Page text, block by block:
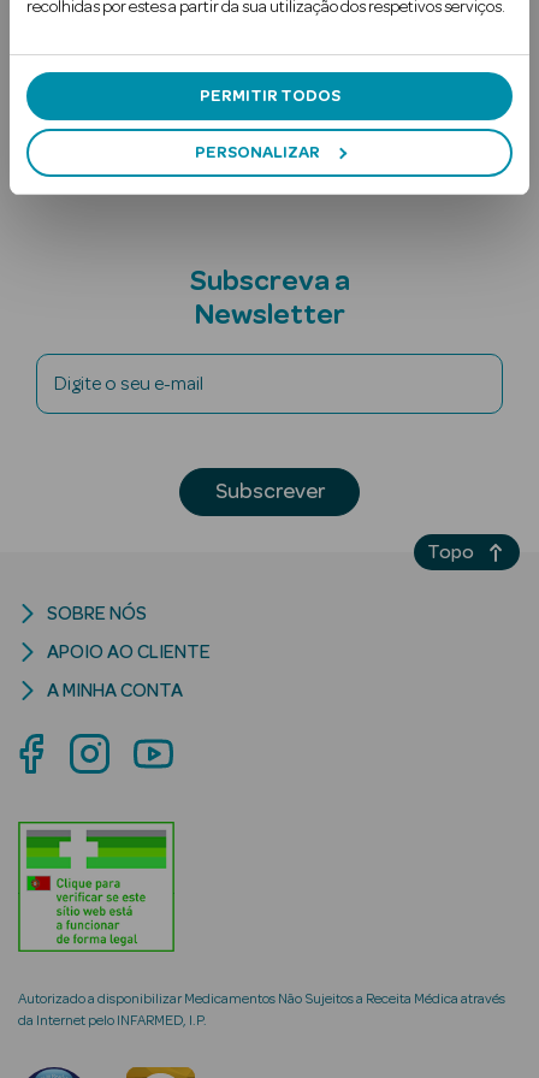
recolhidas por estes a partir da sua utilização dos respetivos serviços.
PERMITIR TODOS
PERSONALIZAR
Rosto
Lábios
Ver Tudo
Hidratantes
Séruns Faciais
Anti-
Ler mais
Uso Recomendado
Nota adicional
Subscreva a
Newsletter
Digite o seu e-mail
Subscrever
Autorizado a disponibilizar Medicamentos Não Sujeitos a Receita Médica através
da Internet pelo INFARMED, I.P.
SOBRE NÓS
APOIO AO CLIENTE
A MINHA CONTA
Topo